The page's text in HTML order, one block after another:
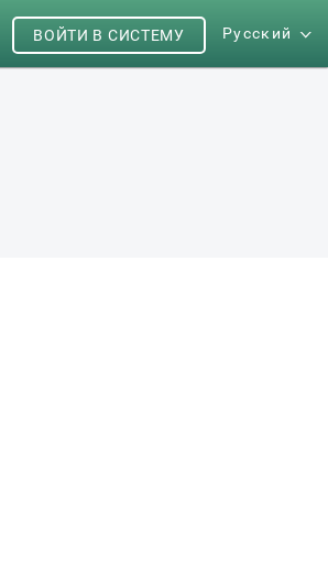
Русский
ВОЙТИ В СИСТЕМУ